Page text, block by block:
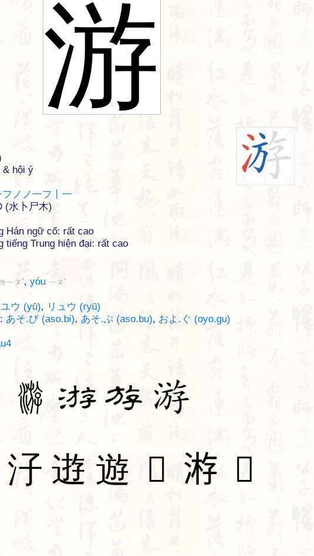
游
& hội ý
フノノ一フ丨一
(水卜尸木)
Hán ngữ cổ: rất cao
tiếng Trung hiện đại: rất cao
ㄌㄧㄡˊ, yóu ㄧㄡˊ
ユウ (yū), リュウ (ryū)
あそ.び (aso.bi), あそ.ぶ (aso.bu), およ.ぐ (oyo.gu)
汓 逰 遊 𠾈 𣸯 𨒣